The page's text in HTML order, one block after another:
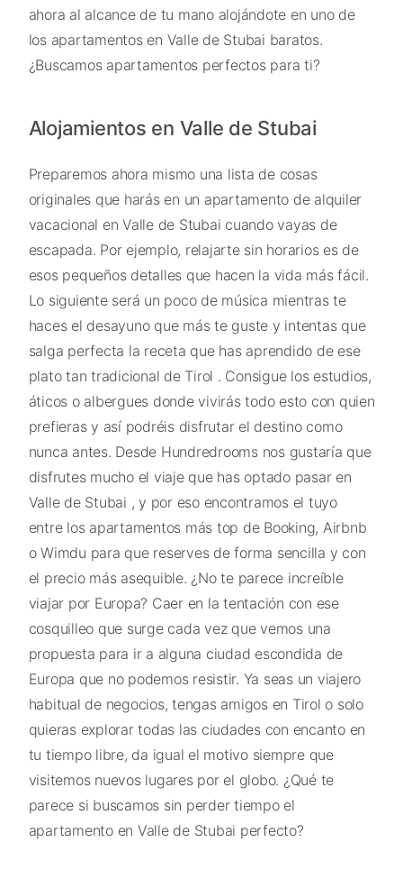
ahora al alcance de tu mano alojándote en uno de
los apartamentos en Valle de Stubai baratos.
¿Buscamos apartamentos perfectos para ti?
Alojamientos en Valle de Stubai
Preparemos ahora mismo una lista de cosas
originales que harás en un apartamento de alquiler
vacacional en Valle de Stubai cuando vayas de
escapada. Por ejemplo, relajarte sin horarios es de
esos pequeños detalles que hacen la vida más fácil.
Lo siguiente será un poco de música mientras te
haces el desayuno que más te guste y intentas que
salga perfecta la receta que has aprendido de ese
plato tan tradicional de Tirol . Consigue los estudios,
áticos o albergues donde vivirás todo esto con quien
prefieras y así podréis disfrutar el destino como
nunca antes. Desde Hundredrooms nos gustaría que
disfrutes mucho el viaje que has optado pasar en
Valle de Stubai , y por eso encontramos el tuyo
entre los apartamentos más top de Booking, Airbnb
o Wimdu para que reserves de forma sencilla y con
el precio más asequible. ¿No te parece increíble
viajar por Europa? Caer en la tentación con ese
cosquilleo que surge cada vez que vemos una
propuesta para ir a alguna ciudad escondida de
Europa que no podemos resistir. Ya seas un viajero
habitual de negocios, tengas amigos en Tirol o solo
quieras explorar todas las ciudades con encanto en
tu tiempo libre, da igual el motivo siempre que
visitemos nuevos lugares por el globo. ¿Qué te
parece si buscamos sin perder tiempo el
apartamento en Valle de Stubai perfecto?